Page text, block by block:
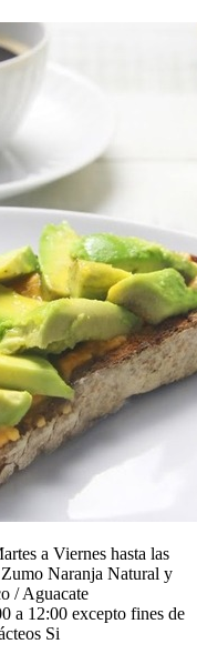
a Viernes hasta las
Naranja Natural y
/ Aguacate
a 12:00 excepto fines de
Si